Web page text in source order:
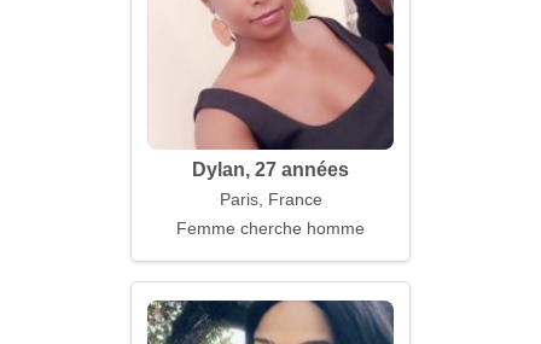
Dylan, 27 années
Paris, France
Femme cherche homme